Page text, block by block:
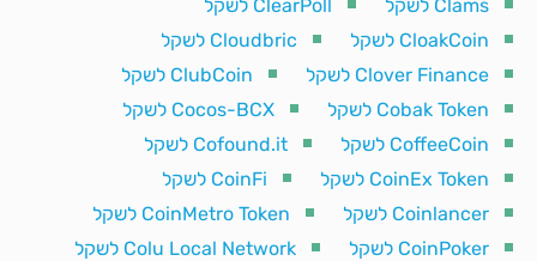
Clams לשקל
ClearPoll לשקל
CloakCoin לשקל
Cloudbric לשקל
Clover Finance לשקל
ClubCoin לשקל
Cobak Token לשקל
Cocos-BCX לשקל
CoffeeCoin לשקל
Cofound.it לשקל
CoinEx Token לשקל
CoinFi לשקל
Coinlancer לשקל
CoinMetro Token לשקל
CoinPoker לשקל
Colu Local Network לשקל